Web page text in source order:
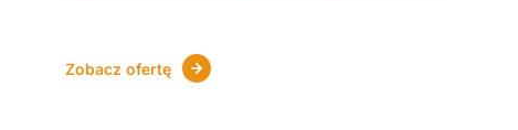
Zobacz ofertę